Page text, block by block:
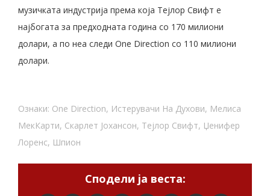
музичката индустрија према која Тејлор Свифт е
најбогата за предходната година со 170 милиони
долари, а по неа следи One Direction со 110 милиони
долари.
Ознаки: One Direction, Истерувачи На Духови, Мелиса
МекКарти, Скарлет Јохансон, Тејлор Свифт, Џенифер
Лоренс, Шпион
Сподели ја веста: